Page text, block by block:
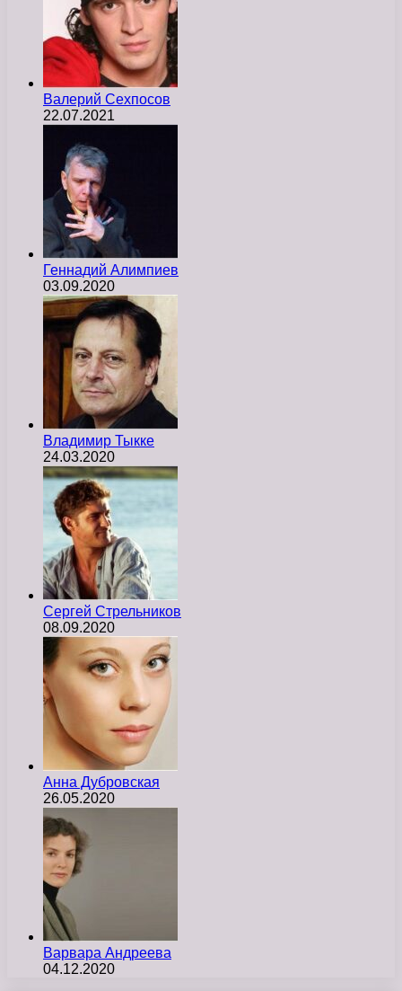
Валерий Сехпосов
22.07.2021
Геннадий Алимпиев
03.09.2020
Владимир Тыкке
24.03.2020
Сергей Стрельников
08.09.2020
Анна Дубровская
26.05.2020
Варвара Андреева
04.12.2020